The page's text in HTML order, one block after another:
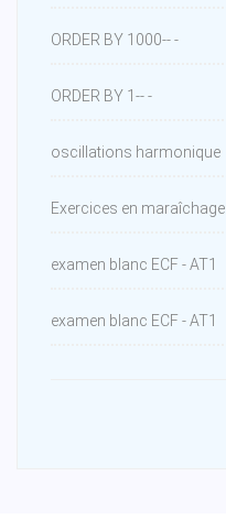
ORDER BY 1000-- -
ORDER BY 1-- -
oscillations harmonique
Exercices en maraîchage
examen blanc ECF - AT1
examen blanc ECF - AT1